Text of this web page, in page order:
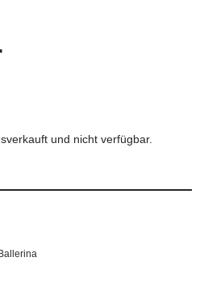
und nicht verfügbar.